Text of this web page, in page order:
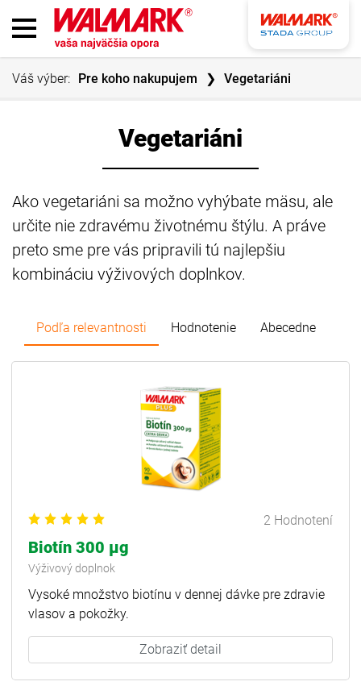
Váš výber: Pre koho nakupujem Vegetariáni
Vegetariáni
Ako vegetariáni sa možno vyhýbate mäsu, ale
určite nie zdravému životnému štýlu. A práve
preto sme pre vás pripravili tú najlepšiu
kombináciu výživových doplnkov.
Podľa relevantnosti Hodnotenie Abecedne
2 Hodnotení
Biotín 300 µg
Výživový doplnok
Vysoké množstvo biotínu v dennej dávke pre zdravie
vlasov a pokožky.
Zobraziť detail